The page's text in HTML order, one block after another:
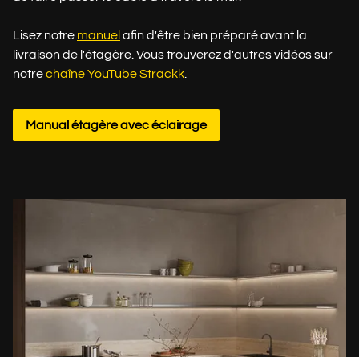
Lisez notre manuel afin d'être bien préparé avant la
livraison de l'étagère. Vous trouverez d'autres vidéos sur
notrechaîne YouTube Strackk
Manual étagère avec éclairage